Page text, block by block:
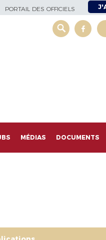
PORTAIL DES OFFICIELS
MÉDIAS DOCUMENTS